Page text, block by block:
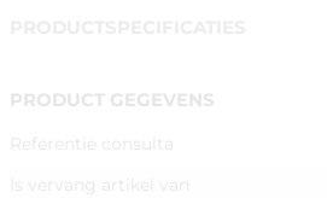
PRODUCT GEGEVENS
Referentie consulta
Is vervang artikel van